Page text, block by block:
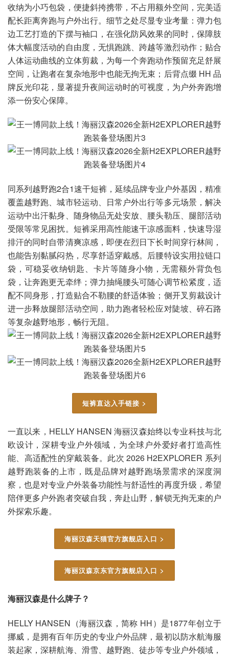
收纳为小巧包袋，便捷斜挎携带，不占用额外空间，完美适
配长距离奔跑与户外出行。细节之处尽显专业考量：弹力包
边工艺打造的下摆与袖口，在强化防风效果的同时，保障肢
体大幅度活动的自由度，无惧跑跳、跨越等激烈动作；贴合
人体运动曲线的立体剪裁，为每一个奔跑动作预留充足舒展
空间，让跑者在复杂地形中也能无拘无束；后背点缀 HH 品
牌反光印花，显著提升夜间运动时的可视度，为户外奔跑增
添一份安心保障。
同系列越野跑2合1速干短裤，延续品牌专业户外基因，精准
覆盖越野跑、城市轻运动、日常户外出行等多元场景，解决
运动中出汗黏身、随身物品无处安放、腰头勒压、腿部活动
受限等常见困扰。短裤采用高性能速干凉感面料，快速导湿
排汗的同时自带清爽凉感，即便在烈日下长时间穿行林间，
也能告别黏腻闷热，尽享舒适穿戴感。后腰特设实用拉链口
袋，可稳妥收纳钥匙、卡片等随身小物，无需额外背负包
袋，让奔跑更无牵绊；弹力抽绳腰头可随心调节松紧度，适
配不同身形，打造贴合不勒腰的舒适体验；侧开叉剪裁设计
进一步释放腿部活动空间，助力跑者轻松应对陡坡、碎石路
等复杂越野地形，畅行无阻。
短裤直达入手链接 >
一直以来，HELLY HANSEN 海丽汉森始终以专业科技与北
欧设计，深耕专业户外领域，为全球户外爱好者打造高性
能、高适配性的穿戴装备。此次 2026 H2EXPLORER 系列
越野跑装备的上市，既是品牌对越野跑场景需求的深度洞
察，也是对专业户外装备功能性与舒适性的再度升级，希望
陪伴更多户外跑者突破自我，奔赴山野，解锁无拘无束的户
外探索乐趣。
海丽汉森天猫官方旗舰店入口 >
海丽汉森京东官方旗舰店入口 >
海丽汉森是什么牌子？
HELLY HANSEN（海丽汉森，简称 HH）是1877年创立于
挪威，是拥有百年历史的专业户外品牌，最初以防水航海服
装起家，深耕航海、滑雪、越野跑、徒步等专业户外领域，